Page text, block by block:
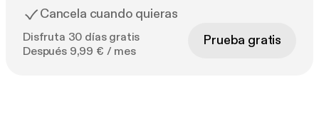
Cancela cuando quieras
Disfruta 30 días gratis
Después 9,99 € / mes
Prueba gratis